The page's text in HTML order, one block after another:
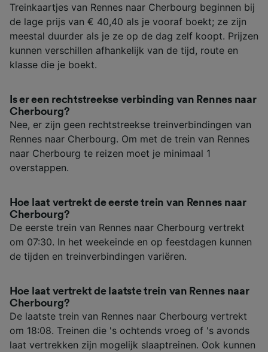
Treinkaartjes van Rennes naar Cherbourg beginnen bij
de lage prijs van € 40,40 als je vooraf boekt; ze zijn
meestal duurder als je ze op de dag zelf koopt. Prijzen
kunnen verschillen afhankelijk van de tijd, route en
klasse die je boekt.
Is er een rechtstreekse verbinding van Rennes naar
Cherbourg?
Nee, er zijn geen rechtstreekse treinverbindingen van
Rennes naar Cherbourg. Om met de trein van Rennes
naar Cherbourg te reizen moet je minimaal 1
overstappen.
Hoe laat vertrekt de eerste trein van Rennes naar
Cherbourg?
De eerste trein van Rennes naar Cherbourg vertrekt
om 07:30. In het weekeinde en op feestdagen kunnen
de tijden en treinverbindingen variëren.
Hoe laat vertrekt de laatste trein van Rennes naar
Cherbourg?
De laatste trein van Rennes naar Cherbourg vertrekt
om 18:08. Treinen die 's ochtends vroeg of 's avonds
laat vertrekken zijn mogelijk slaaptreinen. Ook kunnen